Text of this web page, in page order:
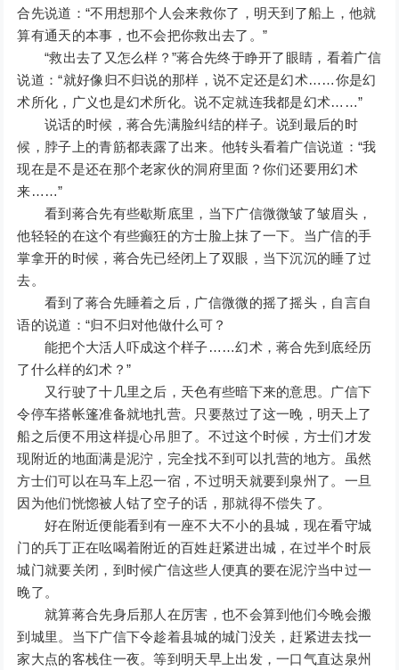
合先说道：“不用想那个人会来救你了，明天到了船上，他就
算有通天的本事，也不会把你救出去了。”
“救出去了又怎么样？”蒋合先终于睁开了眼睛，看着广信
说道：“就好像归不归说的那样，说不定还是幻术……你是幻
术所化，广义也是幻术所化。说不定就连我都是幻术……”
说话的时候，蒋合先满脸纠结的样子。说到最后的时
候，脖子上的青筋都表露了出来。他转头看着广信说道：“我
现在是不是还在那个老家伙的洞府里面？你们还要用幻术
来……”
看到蒋合先有些歇斯底里，当下广信微微皱了皱眉头，
他轻轻的在这个有些癫狂的方士脸上抹了一下。当广信的手
掌拿开的时候，蒋合先已经闭上了双眼，当下沉沉的睡了过
去。
看到了蒋合先睡着之后，广信微微的摇了摇头，自言自
语的说道：“归不归对他做什么可？
能把个大活人吓成这个样子……幻术，蒋合先到底经历
了什么样的幻术？”
又行驶了十几里之后，天色有些暗下来的意思。广信下
令停车搭帐篷准备就地扎营。只要熬过了这一晚，明天上了
船之后便不用这样提心吊胆了。不过这个时候，方士们才发
现附近的地面满是泥泞，完全找不到可以扎营的地方。虽然
方士们可以在马车上忍一宿，不过明天就要到泉州了。一旦
因为他们恍惚被人钴了空子的话，那就得不偿失了。
好在附近便能看到有一座不大不小的县城，现在看守城
门的兵丁正在吆喝着附近的百姓赶紧进出城，在过半个时辰
城门就要关闭，到时候广信这些人便真的要在泥泞当中过一
晚了。
就算蒋合先身后那人在厉害，也不会算到他们今晚会搬
到城里。当下广信下令趁着县城的城门没关，赶紧进去找一
家大点的客栈住一夜。等到明天早上出发，一口气直达泉州